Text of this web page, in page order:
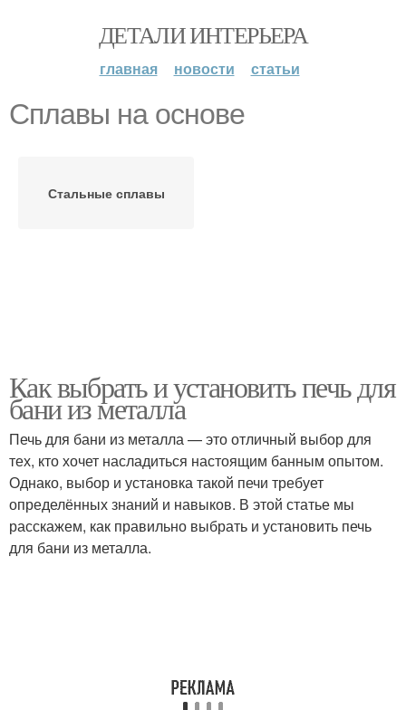
ДЕТАЛИ ИНТЕРЬЕРА
главная новости статьи
Сплавы на основе
Стальные сплавы
Как выбрать и установить печь для
бани из металла
Печь для бани из металла — это отличный выбор для
тех, кто хочет насладиться настоящим банным опытом.
Однако, выбор и установка такой печи требует
определённых знаний и навыков. В этой статье мы
расскажем, как правильно выбрать и установить печь
для бани из металла.